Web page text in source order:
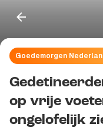
Goedemorgen
op vrije
ongelofelijk